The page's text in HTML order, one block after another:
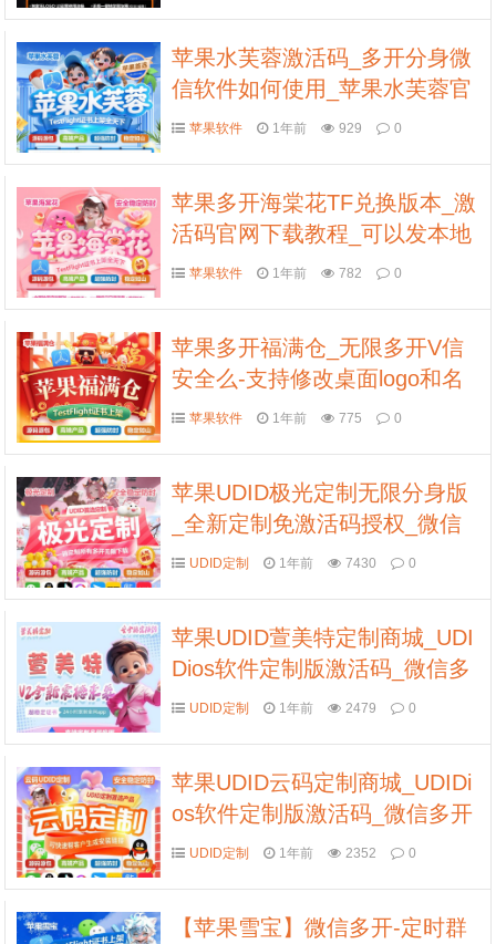
苹果水芙蓉激活码_多开分身微
信软件如何使用_苹果水芙蓉官
网苹果软件 1年前 929 0
苹果多开海棠花TF兑换版本_激
活码官网下载教程_可以发本地
大视频
苹果软件 1年前 782 0
苹果多开福满仓_无限多开V信
安全么-支持修改桌面logo和名
字苹果软件 1年前 775 0
苹果UDID极光定制无限分身版
_全新定制免激活码授权_微信
多开定制版
UDID定制 1年前 7430 0
苹果UDID萱美特定制商城_UDI
Dios软件定制版激活码_微信多
开定制版
UDID定制 1年前 2479 0
苹果UDID云码定制商城_UDIDi
os软件定制版激活码_微信多开
定制版
UDID定制 1年前 2352 0
【苹果雪宝】微信多开-定时群